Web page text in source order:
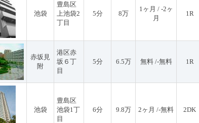
池袋
豊島区
上池袋2
丁目
5分 8万
1ヶ月 / -2ヶ
月
1R
赤坂見
附
港区赤
坂６丁
目
5分 6.5万 無料 /-無料 1R
池袋
豊島区
池袋1丁
目
6分 9.8万 2ヶ月 /-無料 2DK